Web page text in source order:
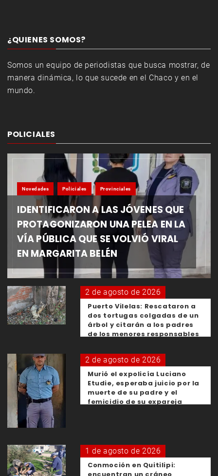
¿QUIENES SOMOS?
Somos un equipo de periodistas que busca mostrar, de
manera dinámica, lo que sucede en el Chaco y en el
mundo.
POLICIALES
Novedades Policiales Provinciales
IDENTIFICARON A LAS JÓVENES QUE
PROTAGONIZARON UNA PELEA EN LA
VÍA PÚBLICA QUE SE VOLVIÓ VIRAL
EN MARGARITA BELÉN
2 de agosto de 2026
Puerto Vilelas: Rescataron a
dos tortugas colgadas de un
árbol y citarán a los padres
de los menores responsables
2 de agosto de 2026
Murió el expolicía Luciano
Etudie, esperaba juicio por la
muerte de su padre y el
femicidio de su expareja
1 de agosto de 2026
Conmoción en Quitilipi: